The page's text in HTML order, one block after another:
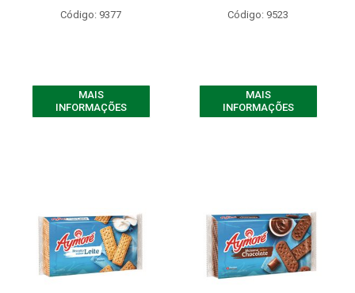
Código: 9377
MAIS
INFORMAÇÕES
Código: 9523
MAIS
INFORMAÇÕES